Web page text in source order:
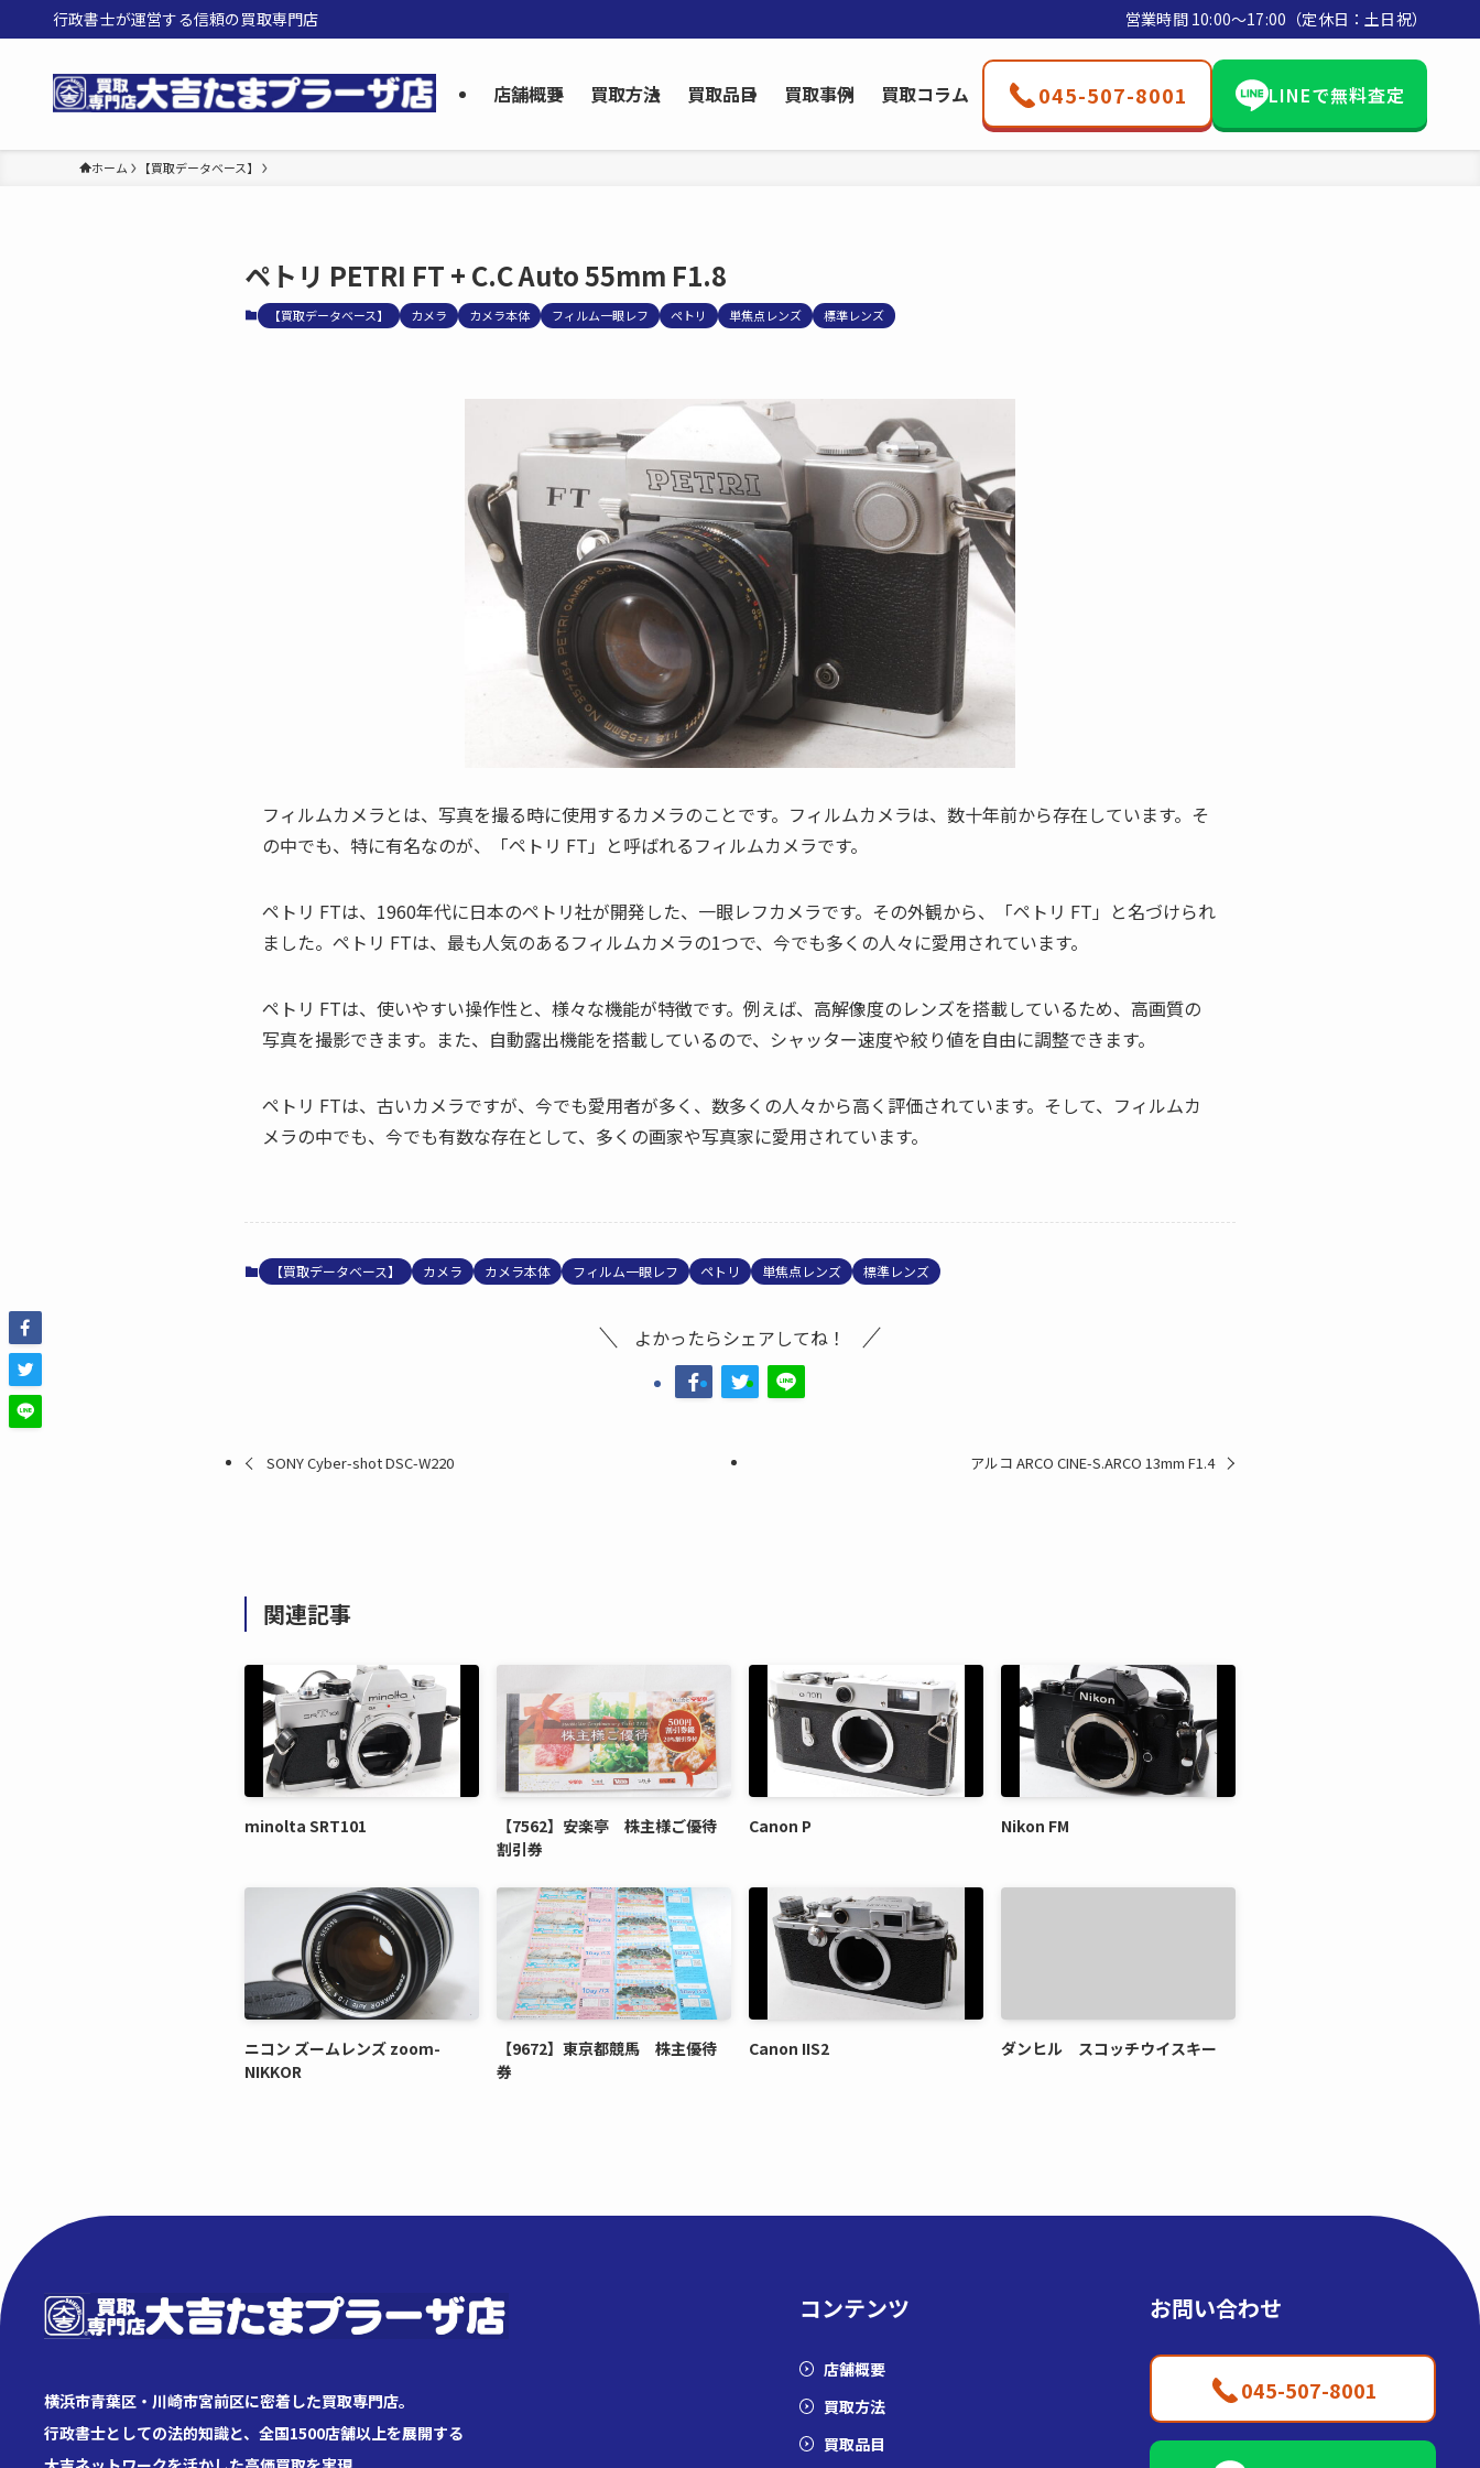
行政書士が運営する信頼の買取専門店 営業時間 10:00〜17:00（定休日：土日祝）
店舗概要 買取方法 買取品目 買取事例 買取コラム 045-507-8001 LINEで無料査定
ホーム 【買取データベース】
ペトリ PETRI FT + C.C Auto 55mm F1.8
【買取データベース】 カメラ カメラ本体 フィルム一眼レフ ペトリ 単焦点レンズ 標準レンズ
フィルムカメラとは、写真を撮る時に使用するカメラのことです。フィルムカメラは、数十年前から存在しています。そ
の中でも、特に有名なのが、「ペトリ FT」と呼ばれるフィルムカメラです。
ペトリ FTは、1960年代に日本のペトリ社が開発した、一眼レフカメラです。その外観から、「ペトリ FT」と名づけられ
ました。ペトリ FTは、最も人気のあるフィルムカメラの1つで、今でも多くの人々に愛用されています。
ペトリ FTは、使いやすい操作性と、様々な機能が特徴です。例えば、高解像度のレンズを搭載しているため、高画質の
写真を撮影できます。また、自動露出機能を搭載しているので、シャッター速度や絞り値を自由に調整できます。
ペトリ FTは、古いカメラですが、今でも愛用者が多く、数多くの人々から高く評価されています。そして、フィルムカ
メラの中でも、今でも有数な存在として、多くの画家や写真家に愛用されています。
【買取データベース】 カメラ カメラ本体 フィルム一眼レフ ペトリ 単焦点レンズ 標準レンズ
よかったらシェアしてね！
SONY Cyber-shot DSC-W220 アルコ ARCO CINE-S.ARCO 13mm F1.4
関連記事
minolta SRT101
【7562】安楽亭 株主様ご優待
割引券
Canon P Nikon FM
ニコン ズームレンズ zoom-
NIKKOR
【9672】東京都競馬 株主優待
券
Canon IIS2 ダンヒル スコッチウイスキー
横浜市青葉区・川崎市宮前区に密着した買取専門店。
行政書士としての法的知識と、全国1500店舗以上を展開する
コンテンツ
店舗概要
買取方法
買取品目
お問い合わせ
045-507-8001